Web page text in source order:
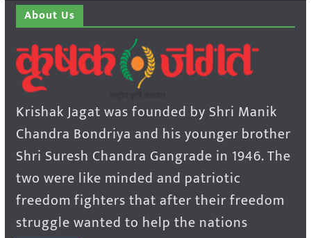
About Us
Krishak Jagat was founded by Shri Manik
Chandra Bondriya and his younger brother
Shri Suresh Chandra Gangrade in 1946. The
two were like minded and patriotic
freedom fighters that after their freedom
struggle wanted to help the nations